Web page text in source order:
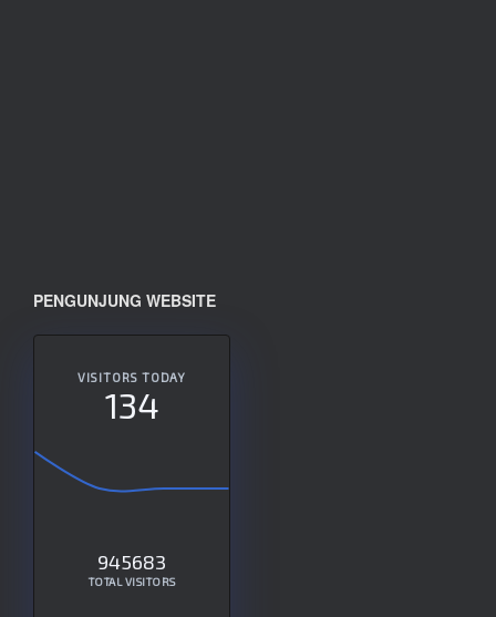
PENGUNJUNG WEBSITE
VISITORS TODAY
134
945683
TOTAL VISITORS